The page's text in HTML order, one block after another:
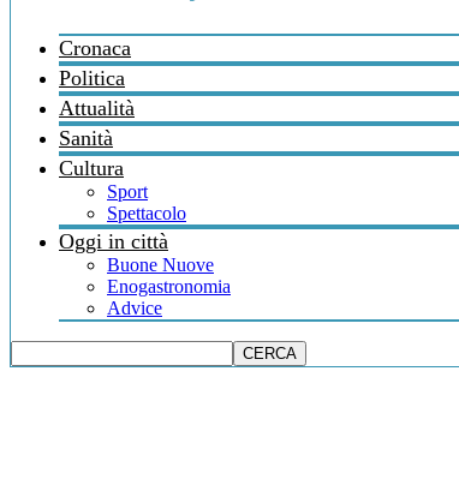
Cronaca
Politica
Attualità
Sanità
Cultura
Sport
Spettacolo
Oggi in città
Buone Nuove
Enogastronomia
Advice